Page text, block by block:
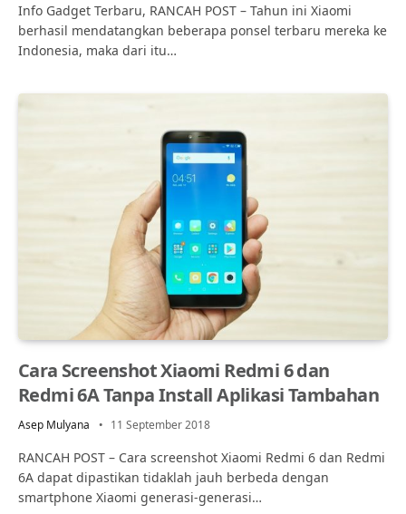
Info Gadget Terbaru, RANCAH POST – Tahun ini Xiaomi
berhasil mendatangkan beberapa ponsel terbaru mereka ke
Indonesia, maka dari itu…
Cara Screenshot Xiaomi Redmi 6 dan
Redmi 6A Tanpa Install Aplikasi Tambahan
Asep Mulyana 11 September 2018
RANCAH POST – Cara screenshot Xiaomi Redmi 6 dan Redmi
6A dapat dipastikan tidaklah jauh berbeda dengan
smartphone Xiaomi generasi-generasi…